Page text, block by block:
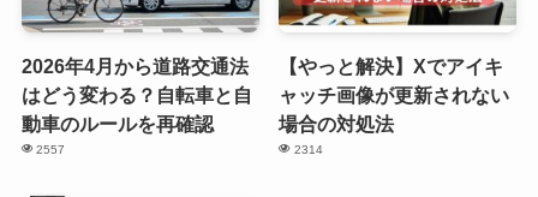
2026年4月から道路交通法
はどう変わる？自転車と自
動車のルールを再確認
2557
【やっと解決】Xでアイキ
ャッチ画像が更新されない
場合の対処法
2314